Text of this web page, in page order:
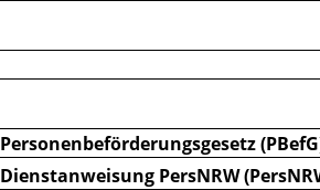
Personenbeförderungsgesetz
Dienstanweisung PersNRW